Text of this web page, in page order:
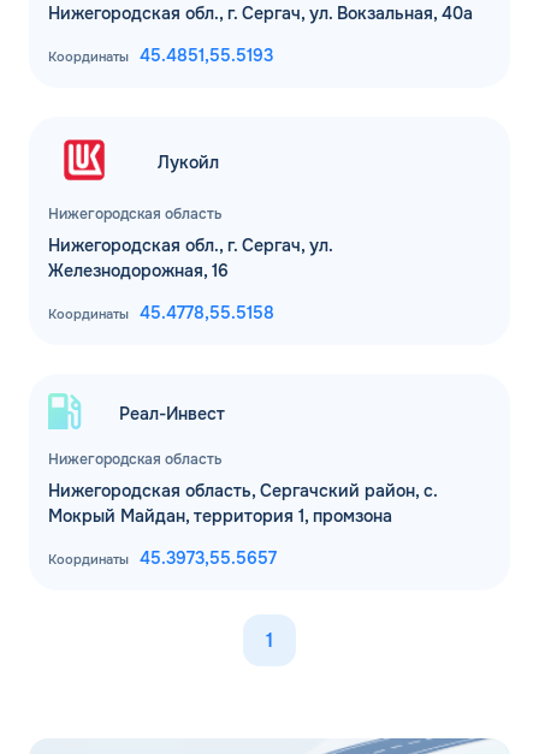
Нижегородская обл., г. Сергач, ул. Вокзальная, 40а
Координаты 45.4851,55.5193
Нижегородская область
Лукойл
Нижегородская обл., г. Сергач, ул.
Железнодорожная, 16
Координаты 45.4778,55.5158
Нижегородская область
Реал-Инвест
Нижегородская область, Сергачский район, с.
Мокрый Майдан, территория 1, промзона
Координаты 45.3973,55.5657
1